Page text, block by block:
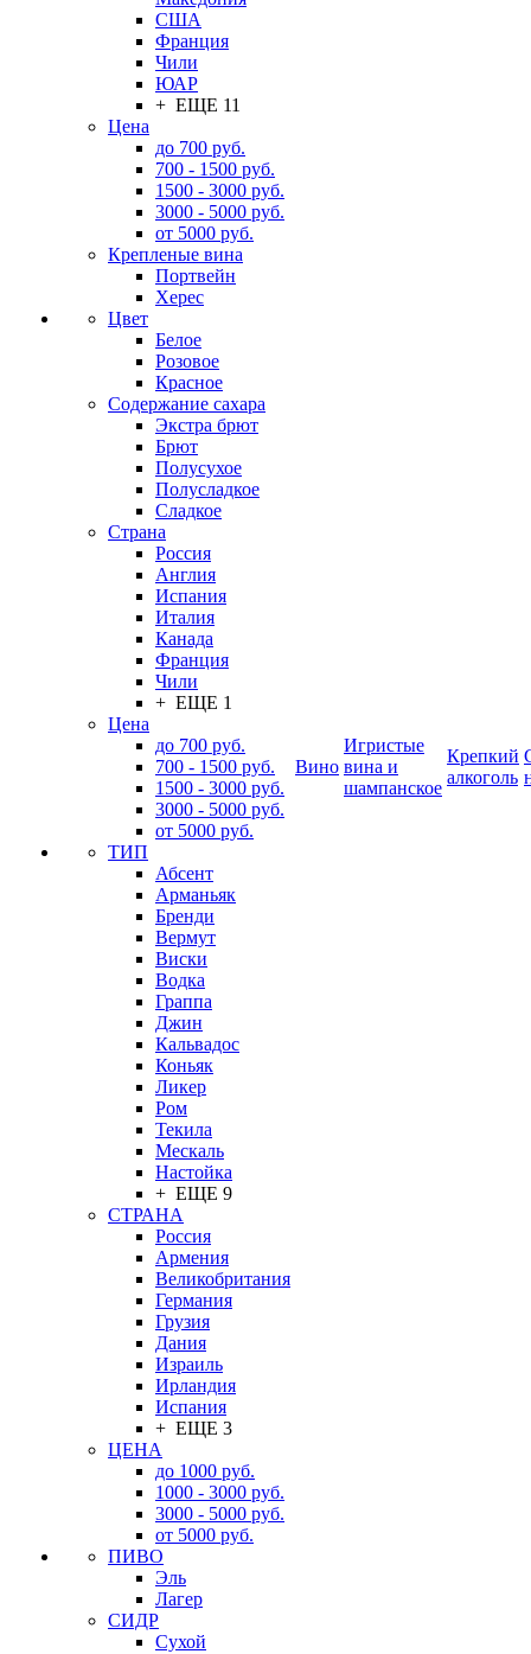
США
Франция
Чили
ЮАР
+ ЕЩЕ 11
Цена
до 700 руб.
700 - 1500 руб.
1500 - 3000 руб.
3000 - 5000 руб.
от 5000 руб.
Крепленые вина
Портвейн
Херес
Цвет
Белое
Розовое
Красное
Содержание сахара
Экстра брют
Брют
Полусухое
Полусладкое
Сладкое
Страна
Россия
Англия
Испания
Италия
Канада
Франция
Чили
+ ЕЩЕ 1
Цена
до 700 руб.
700 - 1500 руб.
1500 - 3000 руб.
3000 - 5000 руб.
от 5000 руб.
ТИП
Абсент
Арманьяк
Бренди
Вермут
Виски
Водка
Граппа
Джин
Кальвадос
Коньяк
Ликер
Ром
Текила
Мескаль
Настойка
+ ЕЩЕ 9
СТРАНА
Россия
Армения
Великобритания
Германия
Грузия
Дания
Израиль
Ирландия
Испания
+ ЕЩЕ 3
ЦЕНА
до 1000 руб.
1000 - 3000 руб.
3000 - 5000 руб.
от 5000 руб.
ПИВО
Эль
Лагер
СИДР
Сухой
Вино
Игристые
вина и
шампанское
Крепкий
алкоголь